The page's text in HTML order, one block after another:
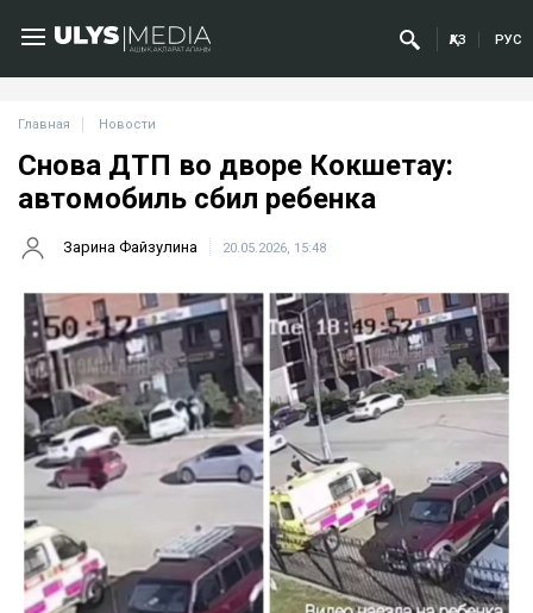
ҚАЗ РУС
Главная Новости
Снова ДТП во дворе Кокшетау:
автомобиль сбил ребенка
Зарина Файзулина 20.05.2026, 15:48